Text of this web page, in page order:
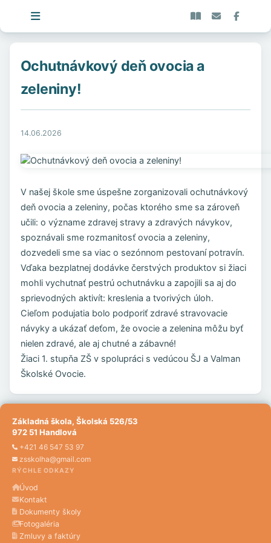
Ochutnávkový deň ovocia a
zeleniny!
14.06.2026
V našej škole sme úspešne zorganizovali ochutnávkový
deň ovocia a zeleniny, počas ktorého sme sa zároveň
učili: o význame zdravej stravy a zdravých návykov,
spoznávali sme rozmanitosť ovocia a zeleniny,
dozvedeli sme sa viac o sezónnom pestovaní potravín.
Vďaka bezplatnej dodávke čerstvých produktov si žiaci
mohli vychutnať pestrú ochutnávku a zapojili sa aj do
sprievodných aktivít: kreslenia a tvorivých úloh.
Cieľom podujatia bolo podporiť zdravé stravovacie
návyky a ukázať deťom, že ovocie a zelenina môžu byť
nielen zdravé, ale aj chutné a zábavné!
Žiaci 1. stupňa ZŠ v spolupráci s vedúcou ŠJ a Valman
Školské Ovocie.
Základná škola, Školská 526/53
972 51 Handlová
+421 46 547 53 97
zsskolha@gmail.com
RÝCHLE ODKAZY
Úvod
Kontakt
Dokumenty školy
Fotogaléria
Zmluvy a faktúry